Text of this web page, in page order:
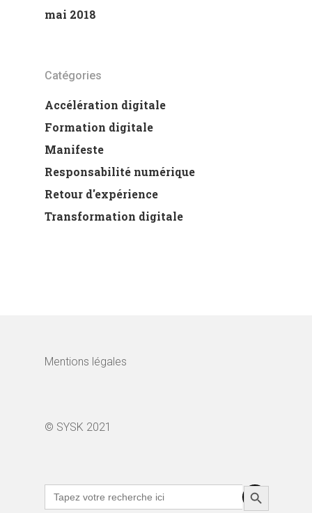
mai 2018
Catégories
Accélération digitale
Formation digitale
Manifeste
Responsabilité numérique
Retour d'expérience
Transformation digitale
Mentions légales
© SYSK 2021
Search
for:
Search Button